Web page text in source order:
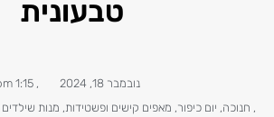
טבעונית
נובמבר 18, 2024 ,
1:15 pm
, חנוכה, יום כיפור, מאפים קישים ופשטידות, מנות